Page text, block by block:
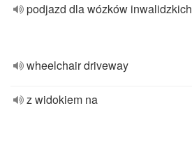
podjazd dla wózków inwalidzkich
wheelchair driveway
z widokiem na